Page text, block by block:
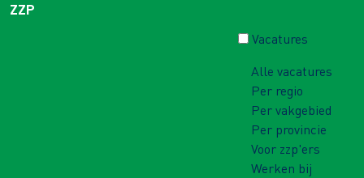
ZZP
Vacatures
Alle vacatures
Per regio
Per vakgebied
Per provincie
Voor zzp'ers
Werken bij